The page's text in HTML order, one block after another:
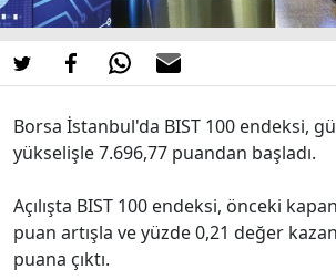
Borsa İstanbul'da BIST 100 endeksi,
yükselişle 7.696,77 puandan başladı.
Açılışta BIST 100 endeksi, önceki
puan artışla ve yüzde 0,21 değer
puana çıktı.